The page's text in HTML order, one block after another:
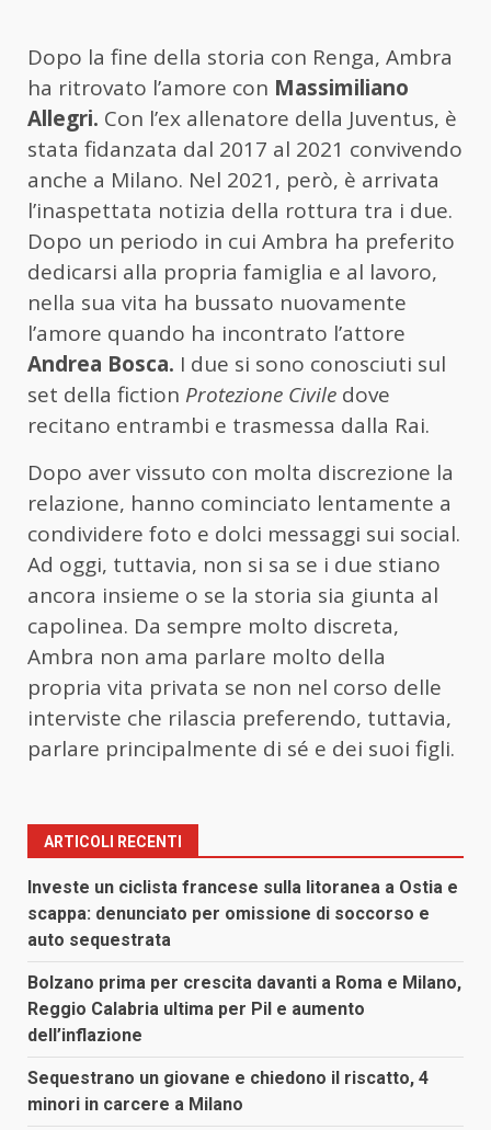
Dopo la fine della storia con Renga, Ambra
ha ritrovato l’amore con Massimiliano
Allegri. Con l’ex allenatore della Juventus, è
stata fidanzata dal 2017 al 2021 convivendo
anche a Milano. Nel 2021, però, è arrivata
l’inaspettata notizia della rottura tra i due.
Dopo un periodo in cui Ambra ha preferito
dedicarsi alla propria famiglia e al lavoro,
nella sua vita ha bussato nuovamente
l’amore quando ha incontrato l’attore
Andrea Bosca. I due si sono conosciuti sul
set della fiction Protezione Civile dove
recitano entrambi e trasmessa dalla Rai.
Dopo aver vissuto con molta discrezione la
relazione, hanno cominciato lentamente a
condividere foto e dolci messaggi sui social.
Ad oggi, tuttavia, non si sa se i due stiano
ancora insieme o se la storia sia giunta al
capolinea. Da sempre molto discreta,
Ambra non ama parlare molto della
propria vita privata se non nel corso delle
interviste che rilascia preferendo, tuttavia,
parlare principalmente di sé e dei suoi figli.
ARTICOLI RECENTI
Investe un ciclista francese sulla litoranea a Ostia e
scappa: denunciato per omissione di soccorso e
auto sequestrata
Bolzano prima per crescita davanti a Roma e Milano,
Reggio Calabria ultima per Pil e aumento
dell’inflazione
Sequestrano un giovane e chiedono il riscatto, 4
minori in carcere a Milano